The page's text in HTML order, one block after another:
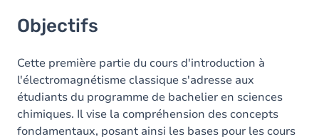
Objectifs
Cette première partie du cours d'introduction à
l'électromagnétisme classique s'adresse aux
étudiants du programme de bachelier en sciences
chimiques. Il vise la compréhension des concepts
fondamentaux, posant ainsi les bases pour les cours